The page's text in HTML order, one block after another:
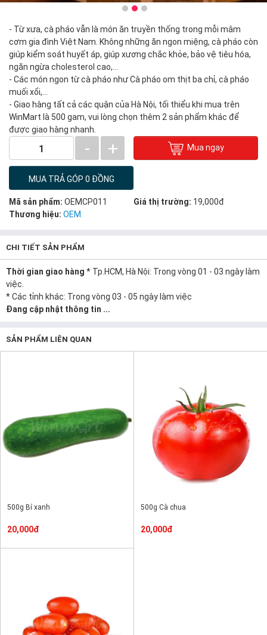
- Từ xưa, cà pháo vẫn là món ăn truyền thống trong mỗi mâm
cơm gia đình Việt Nam. Không những ăn ngon miệng, cà pháo còn
giúp kiểm soát huyết áp, giúp xương chắc khỏe, bảo vệ tiêu hóa,
ngăn ngừa cholesterol cao,…
- Các món ngon từ cà pháo như Cà pháo om thịt ba chỉ, cà pháo
muối xổi,…
- Giao hàng tất cả các quận của Hà Nội, tối thiểu khi mua trên
WinMart là 500 gam, vui lòng chọn thêm 2 sản phẩm khác để
được giao hàng nhanh.
1 - + Mua ngay
MUA TRẢ GÓP 0 ĐỒNG
Mã sản phẩm: OEMCP011 Giá thị trường: 19,000đ
Thương hiệu: OEM
CHI TIẾT SẢN PHẨM
Thời gian giao hàng * Tp.HCM, Hà Nội: Trong vòng 01 - 03 ngày làm
việc.
* Các tỉnh khác: Trong vòng 03 - 05 ngày làm việc
Đang cập nhật thông tin ...
SẢN PHẨM LIÊN QUAN
500g Bí xanh
20,000đ
500g Cà chua
20,000đ